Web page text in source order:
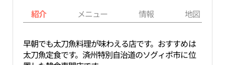
紹介 メニュー 情報 地図
早朝でも太刀魚料理が味わえる店です。おすすめは
太刀魚定食です。済州特別自治道のソグィポ市に位